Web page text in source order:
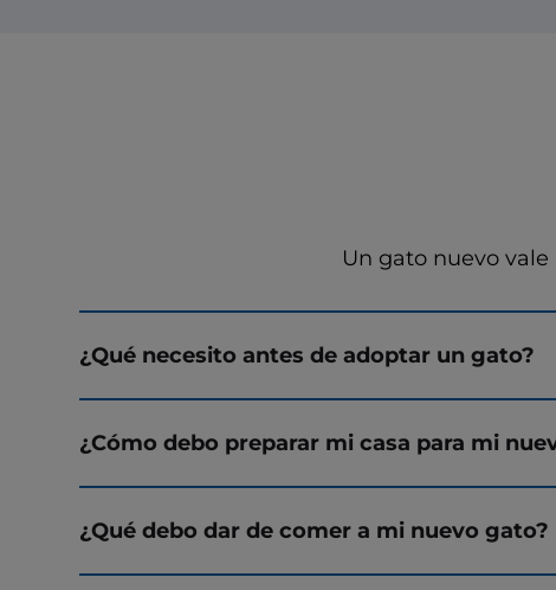
Un gato nuevo
¿Qué necesito antes de adoptar un gato?
¿Cómo debo preparar mi casa para mi
¿Qué debo dar de comer a mi nuevo gato?